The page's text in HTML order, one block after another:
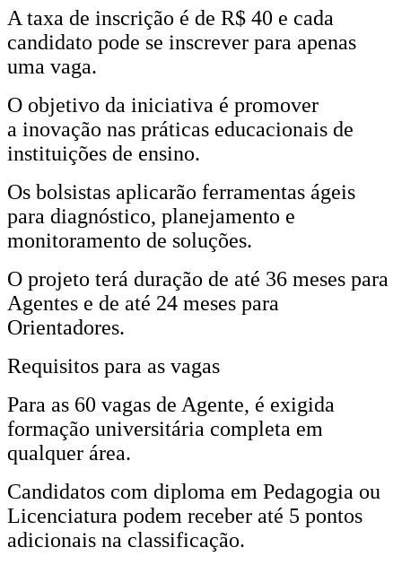
A taxa de inscrição é de R$ 40 e cada
candidato pode se inscrever para apenas
uma vaga.
O objetivo da iniciativa é promover
a inovação nas práticas educacionais de
instituições de ensino.
Os bolsistas aplicarão ferramentas ágeis
para diagnóstico, planejamento e
monitoramento de soluções.
O projeto terá duração de até 36 meses para
Agentes e de até 24 meses para
Orientadores.
Requisitos para as vagas
Para as 60 vagas de Agente, é exigida
formação universitária completa em
qualquer área.
Candidatos com diploma em Pedagogia ou
Licenciatura podem receber até 5 pontos
adicionais na classificação.